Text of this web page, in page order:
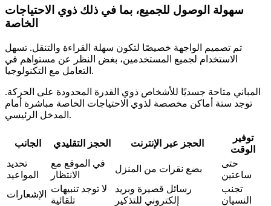
سهولة الوصول للجميع، بما في ذلك ذوي الاحتياجات
الخاصة
تم تصميم الواجهة خصيصًا لتكون سهلة القراءة والتنقل. تسهل
الاستخدام لجميع المستخدمين، بغض النظر عن مستواهم في
التعامل مع التكنولوجيا.
المباني متاحة جسديًا للأشخاص ذوي القدرة المحدودة على الحركة.
توجد ستة أماكن مخصصة لذوي الاحتياجات الخاصة مباشرة أمام
المدخل الرئيسي.
الجانب الحجز التقليدي الحجز عبر الإنترنت
توفير
الوقت
تحديد
المواعيد
في الموقع مع
الانتظار
بضع نقرات من المنزل
حتى
ساعتين
الإشعارات
لا توجد تنبيهات
تلقائية
رسائل قصيرة وبريد
إلكتروني للتذكير
تجنب
النسيان